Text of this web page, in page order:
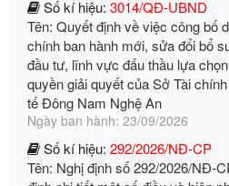
chính ban hành mới, sửa đổi bổ
đầu tư, lĩnh vực đấu thầu lựa
quyền giải quyết của Sở Tài chính
tế Đông Nam Nghệ An
Ngày ban hành: 23/09/2026
Số kí hiệu:292/2026/NĐ-CP
Tên: Nghị định số 292/2026/NĐ-
định chi tiết một số điều và biện
dẫn thi hành Luật Quản lý ngoại